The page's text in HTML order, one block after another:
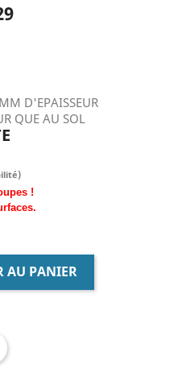
D'EPAISSEUR
QUE AU SOL
!
AU PANIER